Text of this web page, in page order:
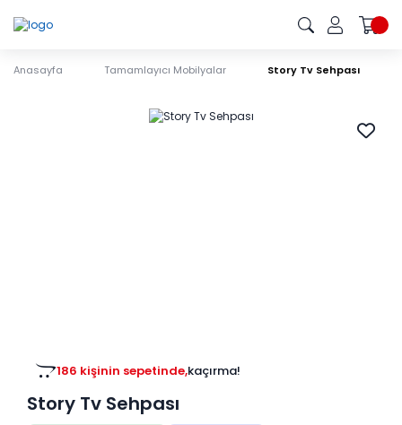
Anasayfa Tamamlayıcı Mobilyalar Story Tv Sehpası
186 kişinin sepetinde,kaçırma!
Story Tv Sehpası